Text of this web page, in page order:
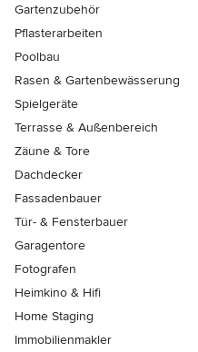
Gartenzubehör
Pflasterarbeiten
Poolbau
Rasen & Gartenbewässerung
Spielgeräte
Terrasse & Außenbereich
Zäune & Tore
Dachdecker
Fassadenbauer
Tür- & Fensterbauer
Garagentore
Fotografen
Heimkino & Hifi
Home Staging
Immobilienmakler